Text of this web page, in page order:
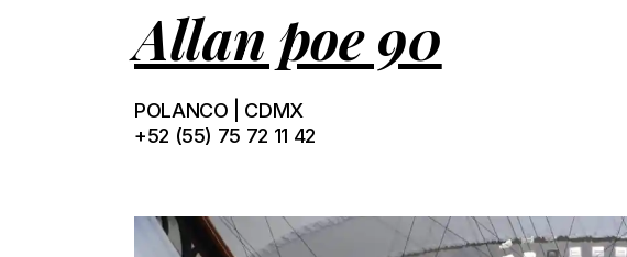
Allan poe 90
POLANCO | CDMX
+52 (55) 75 72 11 42